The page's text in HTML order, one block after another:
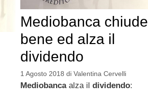
Mediobanca chiude
bene ed alza il
dividendo
1 Agosto 2018 di Valentina Cervelli
Mediobancaalza il dividendo: